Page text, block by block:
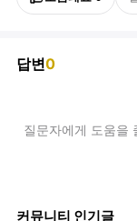
답변0
질문자에게 도움을
커뮤니티 인기글